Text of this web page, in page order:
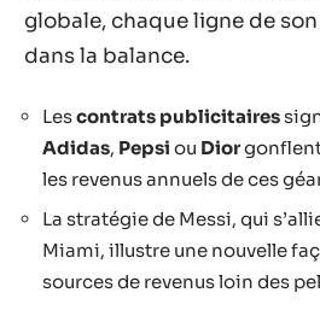
globale, chaque ligne de
dans la balance.
Lescontrats publicitaires
Adidas, Pepsi ou Dior
les revenus annuels de ces
La stratégie de Messi, qui
Miami, illustre une nouvelle
sources de revenus loin des